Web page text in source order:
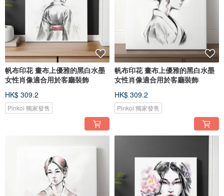
帆布印花 畫布上優雅的黑白水墨
女性肖像適合用於客廳裝飾
HK$ 309.2
Pinkoi 獨家發售
帆布印花 畫布上優雅的黑白水墨
女性肖像適合用於客廳裝飾
HK$ 309.2
Pinkoi 獨家發售